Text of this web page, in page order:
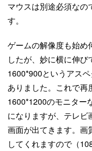
マウスは別途必須なの
す。
ゲームの解像度も始め
したが、妙に横に伸
1600*900というアス
ありました。これで
1600*1200のモニター
になりますが、テレビ
画面が出てきます。画
してくれますので（